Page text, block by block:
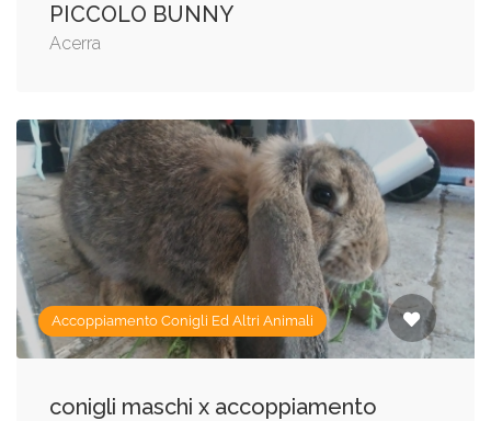
PICCOLO BUNNY
Acerra
Accoppiamento Conigli Ed Altri Animali
conigli maschi x accoppiamento